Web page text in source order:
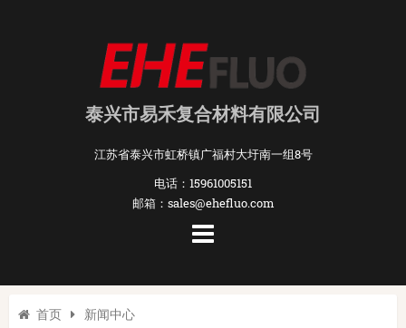
泰兴市易禾复合材料有限公司
江苏省泰兴市虹桥镇广福村大圩南一组8号
电话：15961005151
邮箱：sales@ehefluo.com
首页 新闻中心